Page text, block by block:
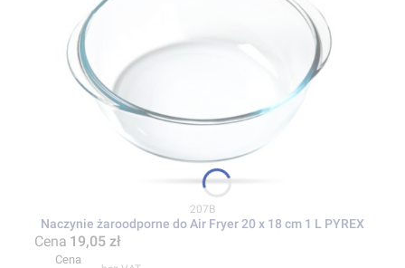
Kod produktu
207B
Naczynie żaroodporne do Air Fryer 20 x 18 cm 1 L PYREX
Cena 19,05 zł
Cena